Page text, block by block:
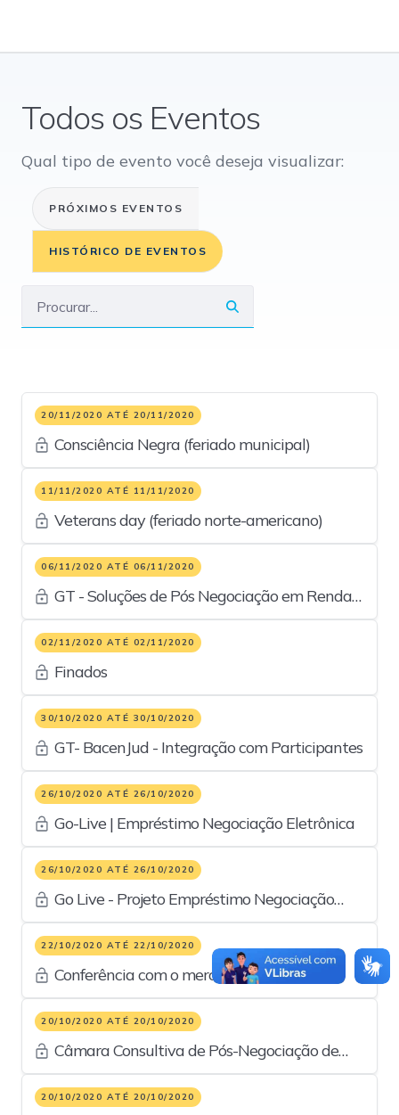
Todos os Eventos
Qual tipo de evento você deseja visualizar:
PRÓXIMOS EVENTOS
HISTÓRICO DE EVENTOS
20/11/2020 ATÉ 20/11/2020
Consciência Negra (feriado municipal)
11/11/2020 ATÉ 11/11/2020
Veterans day (feriado norte-americano)
06/11/2020 ATÉ 06/11/2020
GT - Soluções de Pós Negociação em Renda
Fixa Pública e Privada
02/11/2020 ATÉ 02/11/2020
Finados
30/10/2020 ATÉ 30/10/2020
GT- BacenJud - Integração com Participantes
26/10/2020 ATÉ 26/10/2020
Go-Live | Empréstimo Negociação Eletrônica
26/10/2020 ATÉ 26/10/2020
Go Live - Projeto Empréstimo Negociação
Eletrônica
22/10/2020 ATÉ 22/10/2020
Conferência com o mercado
20/10/2020 ATÉ 20/10/2020
Câmara Consultiva de Pós-Negociação de
Balcão
20/10/2020 ATÉ 20/10/2020